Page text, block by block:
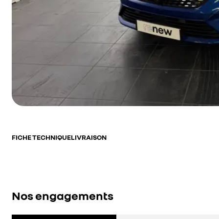
FICHE TECHNIQUELIVRAISON
Nos engagements